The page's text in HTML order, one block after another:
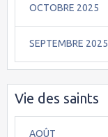
OCTOBRE 2025
SEPTEMBRE 2025
Vie des saints
AOÛT